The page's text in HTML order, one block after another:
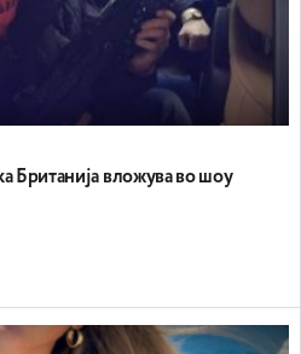
Британија вложува во шоу